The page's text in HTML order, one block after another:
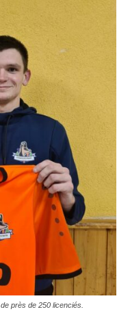
près de 250 licenciés.